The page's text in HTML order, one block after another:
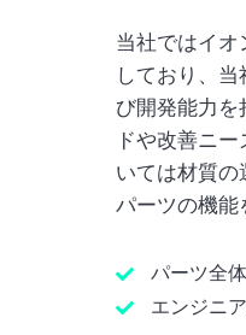
当社ではイ
しており、
び開発能力
ドや改善ニ
いては材質
パーツの機能
パーツ全
エンジニ